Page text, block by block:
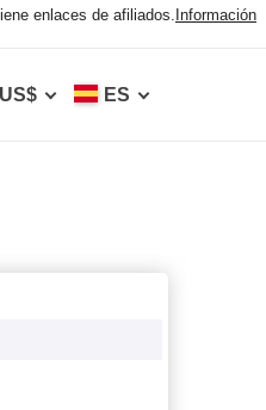
enlaces de afiliados. Información
US$ ES